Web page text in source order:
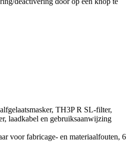
TH3P R SL-filter,
laadkabel en gebruiksaanwijzing
voor fabricage- en materiaalfouten, 6